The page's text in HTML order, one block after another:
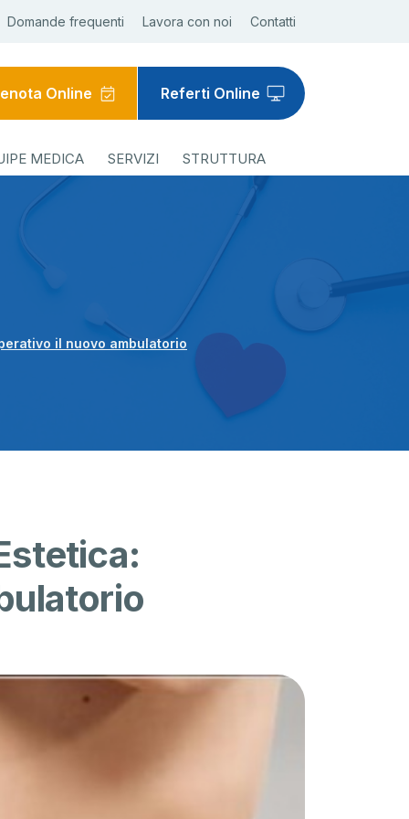
Domande frequenti Lavora con noi Contatti
Online Referti Online
MEDICA SERVIZI STRUTTURA
il nuovo ambulatorio